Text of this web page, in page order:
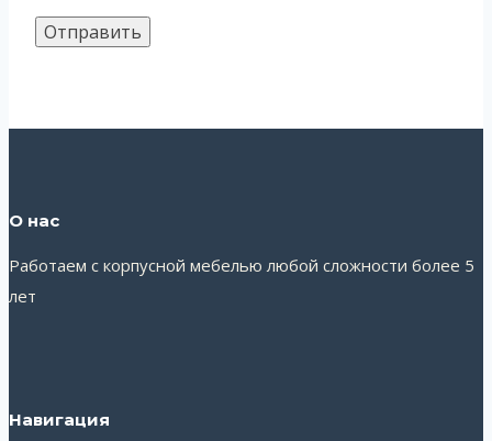
О нас
Работаем с корпусной мебелью любой сложности более 5
лет
Навигация